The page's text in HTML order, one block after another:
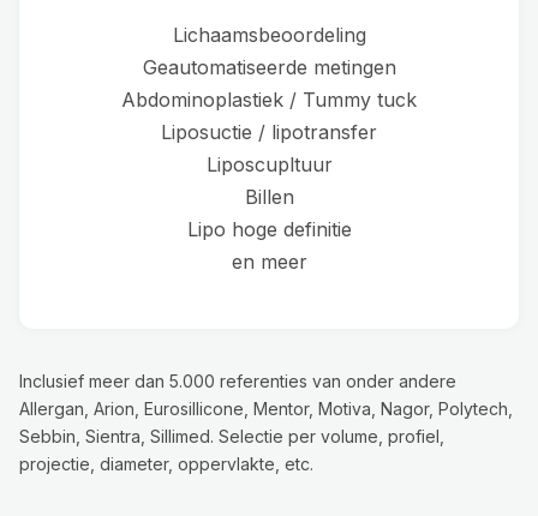
Lichaamsbeoordeling
Geautomatiseerde metingen
Abdominoplastiek / Tummy tuck
Liposuctie / lipotransfer
Liposcupltuur
Billen
Lipo hoge definitie
en meer
Inclusief meer dan 5.000 referenties van onder andere
Allergan, Arion, Eurosillicone, Mentor, Motiva, Nagor, Polytech,
Sebbin, Sientra, Sillimed. Selectie per volume, profiel,
projectie, diameter, oppervlakte, etc.